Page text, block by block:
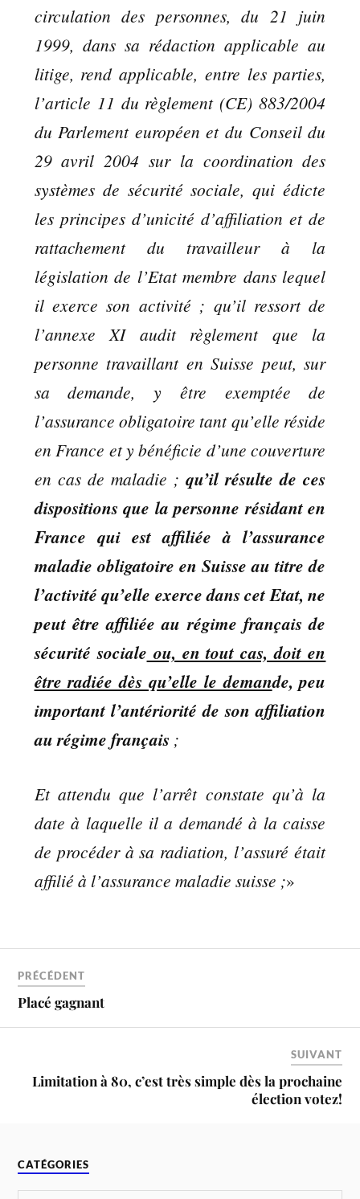
circulation des personnes, du 21 juin
1999, dans sa rédaction applicable au
litige, rend applicable, entre les parties,
l’article 11 du règlement (CE) 883/2004
du Parlement européen et du Conseil du
29 avril 2004 sur la coordination des
systèmes de sécurité sociale, qui édicte
les principes d’unicité d’affiliation et de
rattachement du travailleur à la
législation de l’Etat membre dans lequel
il exerce son activité ; qu’il ressort de
l’annexe XI audit règlement que la
personne travaillant en Suisse peut, sur
sa demande, y être exemptée de
l’assurance obligatoire tant qu’elle réside
en France et y bénéficie d’une couverture
en cas de maladie ;qu’il résulte de ces
dispositions que la personne résidant en
France qui est affiliée à l’assurance
maladie obligatoire en Suisse au titre de
l’activité qu’elle exerce dans cet Etat, ne
peut être affiliée au régime français de
sécurité sociale ou, en tout cas, doit en
être radiée dès qu’elle le demande, peu
important l’antériorité de son affiliation
au régime français ;
Et attendu que l’arrêt constate qu’à la
date à laquelle il a demandé à la caisse
de procéder à sa radiation, l’assuré était
affilié à l’assurance maladie suisse ;»
PRÉCÉDENT
Placé gagnant
SUIVANT
Limitation à 80, c’est très simple dès la prochaine
élection votez!
CATÉGORIES